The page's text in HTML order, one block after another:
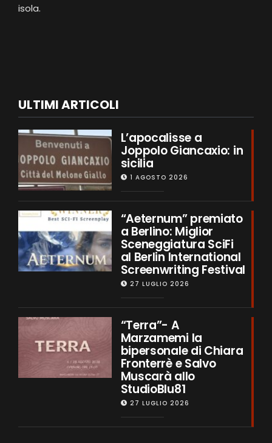
isola.
ULTIMI ARTICOLI
L’apocalisse a
Joppolo Giancaxio: in
sicilia
1 AGOSTO 2026
“Aeternum” premiato
a Berlino: Miglior
Sceneggiatura SciFi
al Berlin International
Screenwriting Festival
27 LUGLIO 2026
“Terra”- A
Marzamemi la
bipersonale di Chiara
Fronterrè e Salvo
Muscarà allo
StudioBlu81
27 LUGLIO 2026